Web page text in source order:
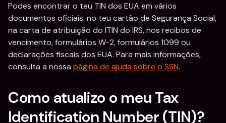
Podes encontrar o teu TIN dos EUA em vários
documentos oficiais: no teu cartão de Segurança Social,
na carta de atribuição do ITIN do IRS, nos recibos de
vencimento, formulários W-2, formulários 1099 ou
declarações fiscais dos EUA. Para mais informações,
consulta a nossa página de ajuda sobre o SSN.
Como atualizo o meu Tax
Identification Number (TIN)?